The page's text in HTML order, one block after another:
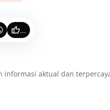
...
informasi aktual dan